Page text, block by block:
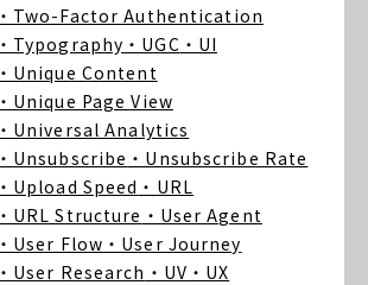
・Two-Factor Authentication
・Typography ・UGC ・UI
・Unique Content
・Unique Page View
・Universal Analytics
・Unsubscribe ・Unsubscribe Rate
・Upload Speed ・URL
・URL Structure ・User Agent
・User Flow ・User Journey
・User Research ・UV ・UX